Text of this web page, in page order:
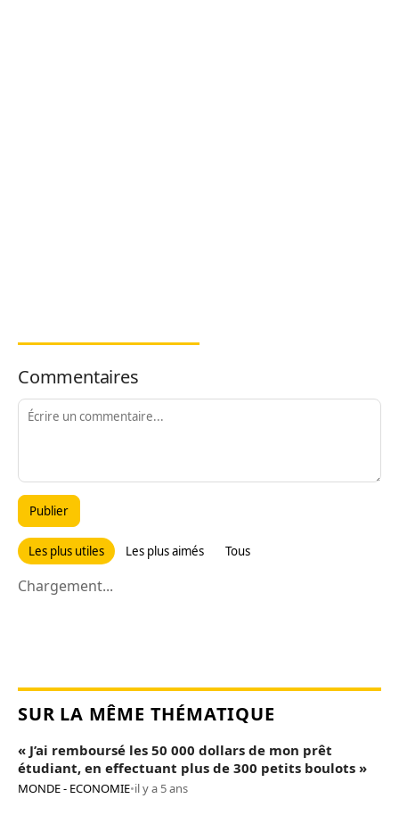
Commentaires
Publier
Les plus utiles Les plus aimés Tous
Chargement...
SUR LA MÊME THÉMATIQUE
« J’ai remboursé les 50 000 dollars de mon prêt
étudiant, en effectuant plus de 300 petits boulots »
MONDE - ECONOMIE•il y a 5 ans